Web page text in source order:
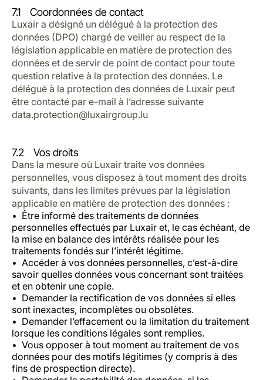
7.1 Coordonnées de contact
Luxair a désigné un délégué à la protection des
données (DPO) chargé de veiller au respect de la
législation applicable en matière de protection des
données et de servir de point de contact pour toute
question relative à la protection des données. Le
délégué à la protection des données de Luxair peut
être contacté par e-mail à l’adresse suivante
data.protection@luxairgroup.lu
7.2 Vos droits
Dans la mesure où Luxair traite vos données
personnelles, vous disposez à tout moment des droits
suivants, dans les limites prévues par la législation
applicable en matière de protection des données :
Être informé des traitements de données
personnelles effectués par Luxair et, le cas échéant, de
la mise en balance des intérêts réalisée pour les
traitements fondés sur l’intérêt légitime.
Accéder à vos données personnelles, c’est-à-dire
savoir quelles données vous concernant sont traitées
et en obtenir une copie.
Demander la rectification de vos données si elles
sont inexactes, incomplètes ou obsolètes.
Demander l’effacement ou la limitation du traitement
lorsque les conditions légales sont remplies.
Vous opposer à tout moment au traitement de vos
données pour des motifs légitimes (y compris à des
fins de prospection directe).